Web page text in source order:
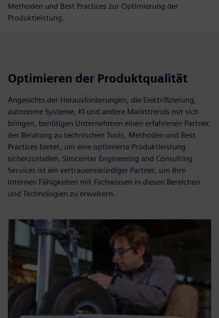
Methoden und Best Practices zur Optimierung der
Produktleistung.
Optimieren der Produktqualität
Angesichts der Herausforderungen, die Elektrifizierung,
autonome Systeme, KI und andere Markttrends mit sich
bringen, benötigen Unternehmen einen erfahrenen Partner,
der Beratung zu technischen Tools, Methoden und Best
Practices bietet, um eine optimierte Produktleistung
sicherzustellen. Simcenter Engineering and Consulting
Services ist ein vertrauenswürdiger Partner, um Ihre
internen Fähigkeiten mit Fachwissen in diesen Bereichen
und Technologien zu erweitern.